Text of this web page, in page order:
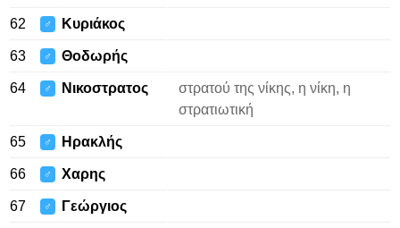
62 ♂ Κυριάκος
63 ♂ Θοδωρής
64 ♂ Νικοστρατος
στρατού της νίκης, η νίκη, η
στρατιωτική
65 ♂ Ηρακλής
66 ♂ Χαρης
67 ♂ Γεώργιος